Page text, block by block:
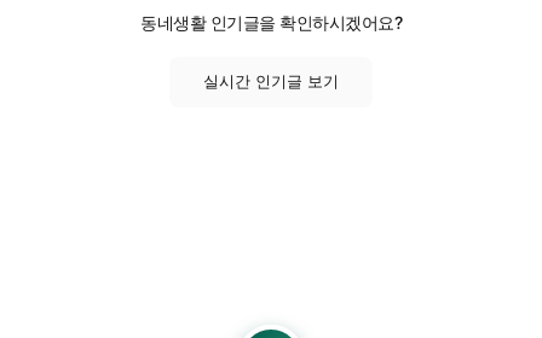
동네생활 인기글을 확인하시겠어요?
실시간 인기글 보기